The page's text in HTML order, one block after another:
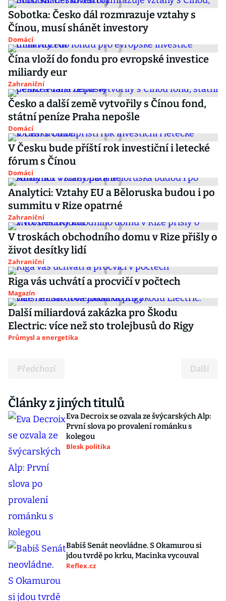
Sobotka: Česko dál rozmrazuje vztahy s
Čínou, musí shánět investory
Domácí
Čína vloží do fondu pro evropské investice
miliardy eur
Zahraniční
Česko a další země vytvořily s Čínou fond,
státní peníze Praha nepošle
Domácí
V Česku bude příští rok investiční i letecké
fórum s Čínou
Domácí
Analytici: Vztahy EU a Běloruska budou i po
summitu v Rize opatrné
Zahraniční
V troskách obchodního domu v Rize přišly o
život desítky lidí
Zahraniční
Riga vás uchvátí a procvičí v počtech
Magazín
Další miliardová zakázka pro Škodu
Electric: více než sto trolejbusů do Rigy
Průmysl a energetika
Předchozí Další
Články z jiných titulů
Eva Decroix se ozvala ze švýcarských Alp:
První slova po provalení románku s
kolegou
Blesk politika
Babiš Senát neovládne. S Okamurou si
jdou tvrdě po krku, Macinka vycouval
Reflex.cz